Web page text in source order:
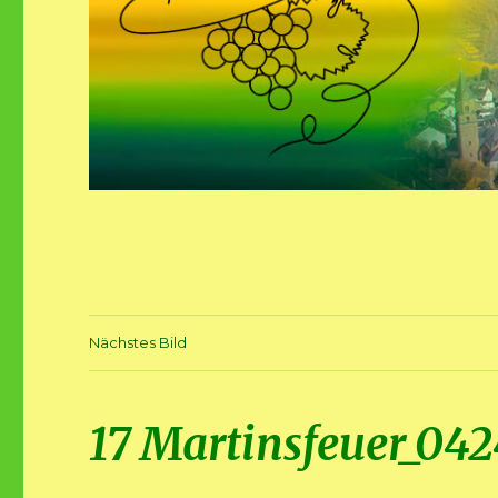
Nächstes Bild
17